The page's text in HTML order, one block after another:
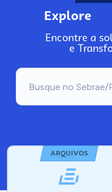
Explore
Encontre a
e
ARQUIVOS